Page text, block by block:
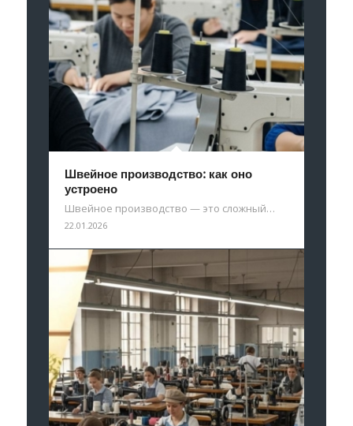
Швейное производство: как оно
устроено
Швейное производство — это сложный…
22.01.2026